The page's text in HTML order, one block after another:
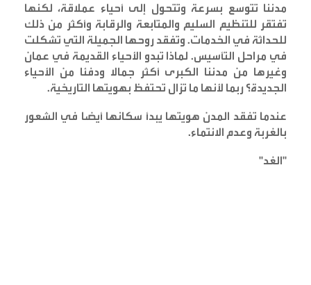
مدننا تتوسع بسرعة وتتحول إلى أحياء عملاقة، لكنها
تفتقر للتنظيم السليم والمتابعة والرقابة وأكثر من ذلك
للحداثة في الخدمات. وتفقد روحها الجميلة التي تشكلت
في مراحل التأسيس. لماذا تبدو الأحياء القديمة في عمان
وغيرها من مدننا الكبرى أكثر جمالا ودفئا من الأحياء
الجديدة؟ ربما لأنها ما تزال تحتفظ بهويتها التاريخية.
عندما تفقد المدن هويتها يبدأ سكانها أيضا في الشعور
بالغربة وعدم الانتماء.
"الغد"